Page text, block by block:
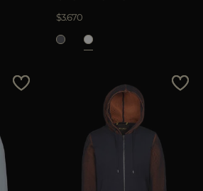
$3.670